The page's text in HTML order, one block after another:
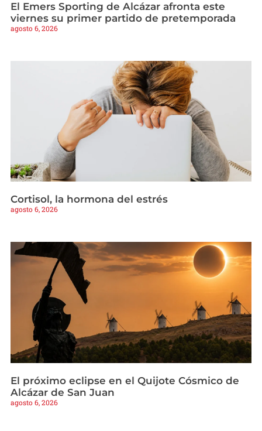
El Emers Sporting de Alcázar afronta este
viernes su primer partido de pretemporada
agosto 6, 2026
Cortisol, la hormona del estrés
agosto 6, 2026
El próximo eclipse en el Quijote Cósmico de
Alcázar de San Juan
agosto 6, 2026